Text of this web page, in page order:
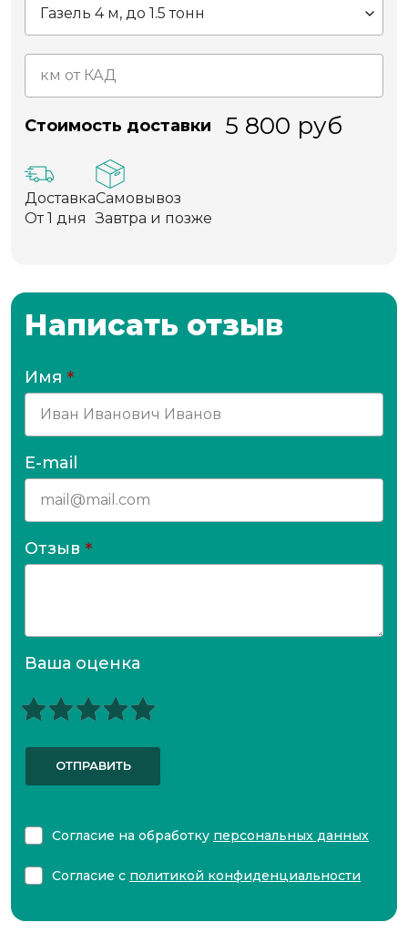
Стоимость доставки 5 800 руб
Доставка
От 1 дня
Самовывоз
Завтра и позже
Написать отзыв
Имя *
E-mail
Отзыв *
Ваша оценка
ОТПРАВИТЬ
Согласие на обработку персональных данных
Согласие с политикой конфиденциальности